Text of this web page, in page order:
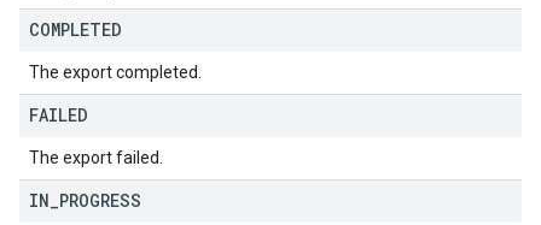
COMPLETED
The export completed.
FAILED
The export failed.
IN PROGRESS